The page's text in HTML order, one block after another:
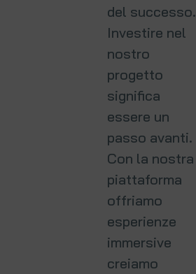
del successo.
Investire nel
nostro
progetto
significa
essere un
passo avanti.
Con la nostra
piattaforma
offriamo
esperienze
immersive
creiamo